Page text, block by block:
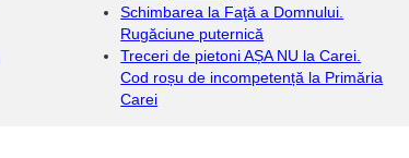
Schimbarea la Faţă a Domnului.
Rugăciune puternică
Treceri de pietoni AȘA NU la Carei.
Cod roșu de incompetență la Primăria
Carei